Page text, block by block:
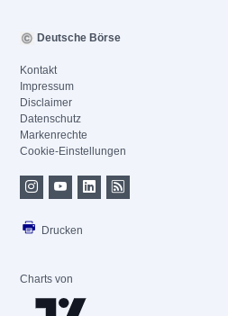
Deutsche Börse
Kontakt
Impressum
Disclaimer
Datenschutz
Markenrechte
Cookie-Einstellungen
Drucken
Charts von